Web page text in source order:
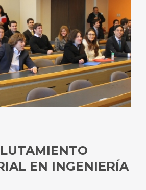
EN INGENIERÍA